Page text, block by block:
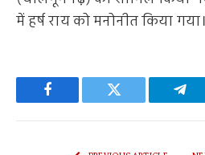
में हर्ष राय को मनोनीत किया गया।
Facebook Twitter